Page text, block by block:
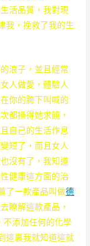
活品質，我對現
我，挽救了我的生
浪子，並且經常
人做愛，體驗人
你的胯下叫喊的
都操得她求饒，
自己的生活作息
短了，而且女人
沒有了，我知道
健康這方面的治
了一款產品叫做德
瞭解這款產品，
不添加任何的化學
這裏我就知道這就